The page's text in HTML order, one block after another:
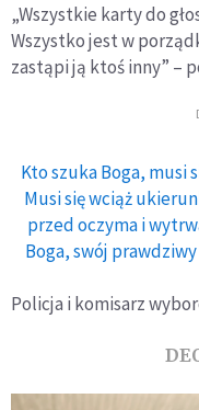
„Wszystkie karty do
Wszystko jest w
zastąpi ją ktoś inny” –
Kto szuka Boga, musi
Musi się wciąż
przed oczyma i
Boga, swój
Policja i komisarz